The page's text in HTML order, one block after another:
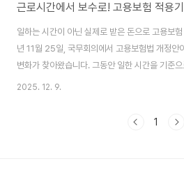
근로시간에서 보수로! 고용보험 적용
일하는 시간이 아닌 실제로 받은 돈으로 고용보
년 11월 25일, 국무회의에서 고용보험법 개정안
변화가 찾아왔습니다. 그동안 일한 시간을 기준
이제는 실제 받은 월급을 기준으로 바뀝니다. 이
것 이 글의 순서 1. 고용보험 적용 기준의 큰 변화
2025. 12. 9.
1